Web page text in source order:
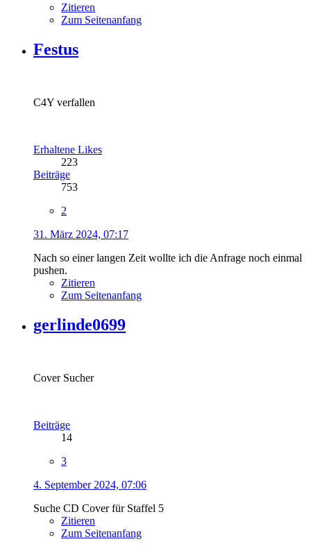
Zitieren
Zum Seitenanfang
Festus
C4Y verfallen
Erhaltene Likes
223
Beiträge
753
2
31. März 2024, 07:17
Nach so einer langen Zeit wollte ich die Anfrage noch einmal
pushen.
Zitieren
Zum Seitenanfang
gerlinde0699
Cover Sucher
Beiträge
14
3
4. September 2024, 07:06
Suche CD Cover für Staffel 5
Zitieren
Zum Seitenanfang